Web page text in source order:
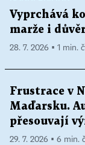
Vyprchává
marže i
28. 7. 2026 ▪ 1 min.
Frustrace v
Maďarsku.
přesouvají
29. 7. 2026 ▪ 6 min.